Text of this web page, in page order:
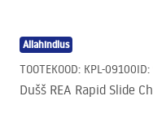
Allahindlus
TOOTEKOOD: KPL-09100ID:
Dušš REA Rapid Slide